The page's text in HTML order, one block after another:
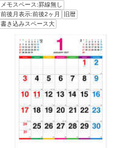
メモスペース:罫線無し
前後月表示:前後2ヶ月
旧暦
書き込みスペース大